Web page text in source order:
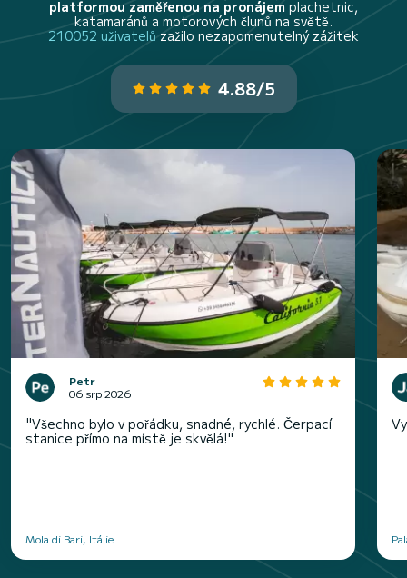
platformou zaměřenou na pronájem plachetnic,
katamaránů a motorových člunů na světě.
210052 uživatelůzažilo nezapomenutelný zážitek
4.88/5
Petr
06 srp 2026
"Všechno bylo v pořádku, snadné, rychlé. Čerpací
stanice přímo na místě je skvělá!"
Mola di Bari, Itálie